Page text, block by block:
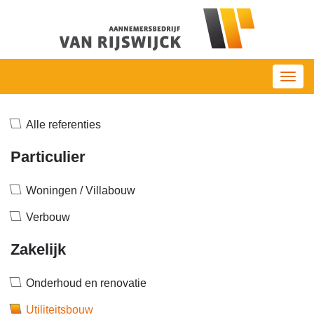
Alle referenties
Particulier
Woningen / Villabouw
Verbouw
Zakelijk
Onderhoud en renovatie
Utiliteitsbouw